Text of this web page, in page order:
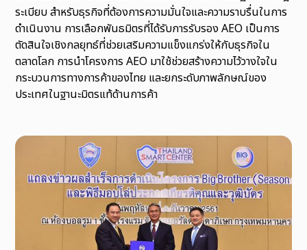
ระเบียบ สำหรับธุรกิจที่ต้องการความมั่นใจและความราบรื่นในการ
ดำเนินงาน การเลือกพันธมิตรที่ได้รับการรับรอง AEO เป็นการ
ตัดสินใจเชิงกลยุทธ์ที่ช่วยเสริมความแข็งแกร่งให้กับธุรกิจใน
ตลาดโลก การนำโครงการ AEO มาใช้ช่วยสร้างความไว้วางใจใน
กระบวนการทางการค้าของไทย และยกระดับภาพลักษณ์ของ
ประเทศในฐานะมิตรแท้ด้านการค้า